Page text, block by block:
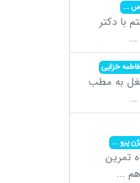
...
با دکتر
...
خزایی
به مطب
...
پرو...
تمرین
...